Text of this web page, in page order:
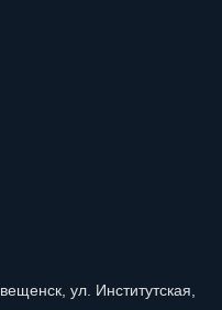
ул. Институтская,